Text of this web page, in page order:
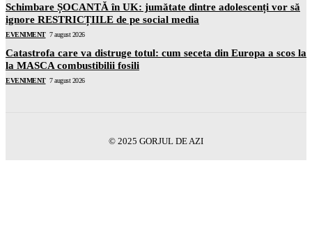
Schimbare ȘOCANTĂ în UK: jumătate dintre adolescenți vor să
ignore RESTRICȚIILE de pe social media
EVENIMENT 7 august 2026
Catastrofa care va distruge totul: cum seceta din Europa a scos la
la MASCA combustibilii fosili
EVENIMENT 7 august 2026
© 2025 GORJUL DE AZI